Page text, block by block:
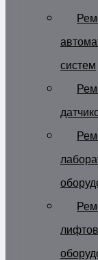
систем